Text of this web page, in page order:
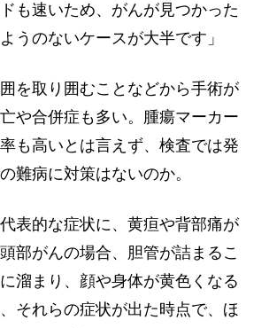
も速いため、がんが見つかった
うのないケースが大半です」
を取り囲むことなどから手術が
や合併症も多い。腫瘍マーカー
も高いとは言えず、検査では発
難病に対策はないのか。
代表的な症状に、黄疸や背部痛が
部がんの場合、胆管が詰まるこ
溜まり、顔や身体が黄色くなる
それらの症状が出た時点で、ほ